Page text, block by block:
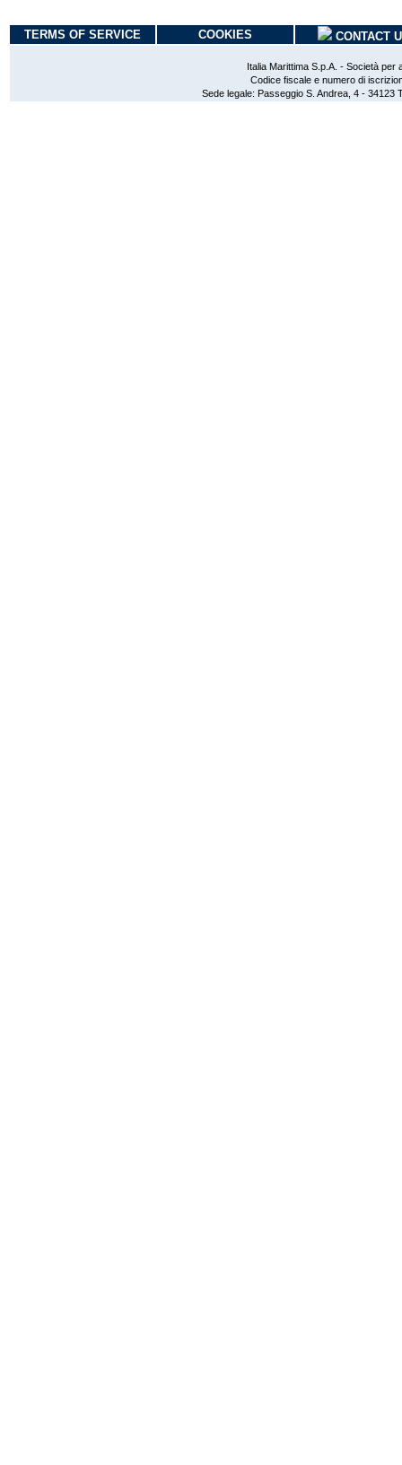
TERMS OF SERVICE COOKIES CONTACT
Italia Marittima S.p.A. - Società per
Codice fiscale e numero di
Sede legale: Passeggio S. Andrea, 4 - 34123